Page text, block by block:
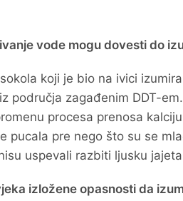
vode mogu dovesti do
koji je bio na ivici
područja zagađenim DDT-
procesa prenosa
pucala pre nego što su se
uspevali razbiti ljusku
izložene opasnosti da